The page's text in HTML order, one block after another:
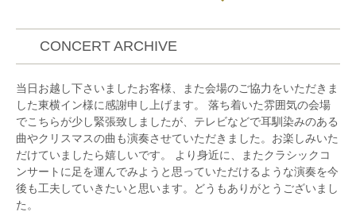
演。その他、ピティナピアノコンペティション、日本
演奏家コンクールなど多数受賞。上位入賞者として推
サイタルを開催。これを皮切りにアンサンブル神戸や
兵庫県医師会交響楽団などのオーケストラとの協演を
重ね、関西を拠点に活動する傍ら、後進の指導にも力
を注いでおり、上位入賞者を多数輩出。ピティナ指導
者賞、ブルグミュラーコンクールレッスン賞受賞。
2021年より各コンクールで審査員を務めている。
神戸ハーバーランド三田屋レギュラーアーティスト。
CONCERT ARCHIVE
当日お越し下さいましたお客様、また会場のご協力をいただきま
した東横イン様に感謝申し上げます。 落ち着いた雰囲気の会場
でこちらが少し緊張致しましたが、テレビなどで耳馴染みのある
曲やクリスマスの曲も演奏させていただきました。お楽しみいた
だけていましたら嬉しいです。 より身近に、またクラシックコ
ンサートに足を運んでみようと思っていただけるような演奏を今
後も工夫していきたいと思います。どうもありがとうございまし
た。